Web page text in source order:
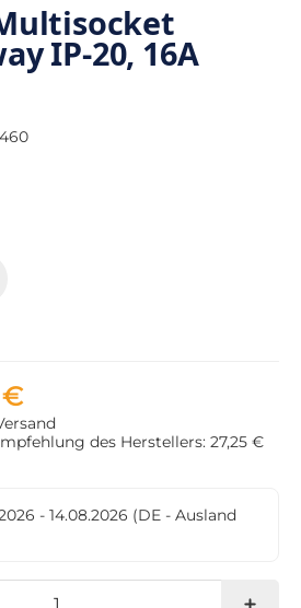
IP-20, 16A
€
des Herstellers: 27,25 €
- 14.08.2026 (DE - Ausland